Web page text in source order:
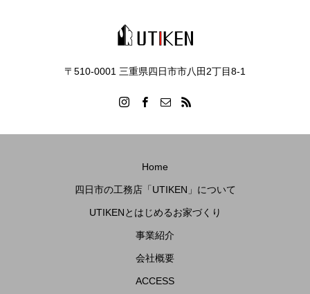
〒510-0001 三重県四日市市八田2丁目8‐1
Home
四日市の工務店「UTIKEN」について
UTIKENとはじめるお家づくり
事業紹介
会社概要
ACCESS